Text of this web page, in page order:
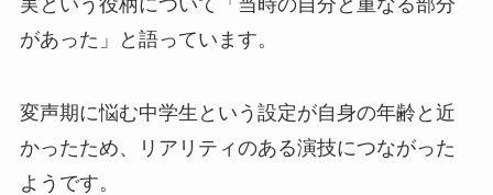
があった」と語っています。
変声期に悩む中学生という設定が自身の年齢と近
かったため、リアリティのある演技につながった
ようです。